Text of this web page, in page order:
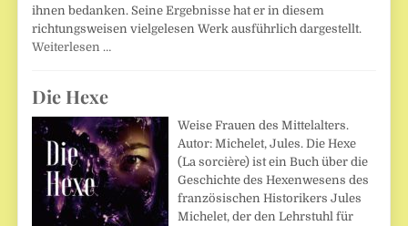
ihnen bedanken. Seine Ergebnisse hat er in diesem
richtungsweisen vielgelesen Werk ausführlich dargestellt.
Weiterlesen …
Die Hexe
Weise Frauen des Mittelalters.
Autor: Michelet, Jules. Die Hexe
(La sorcière) ist ein Buch über die
Geschichte des Hexenwesens des
französischen Historikers Jules
Michelet, der den Lehrstuhl für